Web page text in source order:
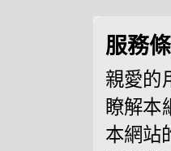
服務
親愛的
瞭解本
本網站